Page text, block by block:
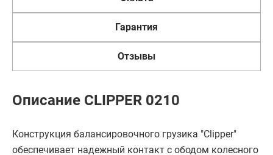
Гарантия
Отзывы
Описание CLIPPER 0210
Конструкция балансировочного грузика "Clipper"
обеспечивает надежный контакт с ободом колесного